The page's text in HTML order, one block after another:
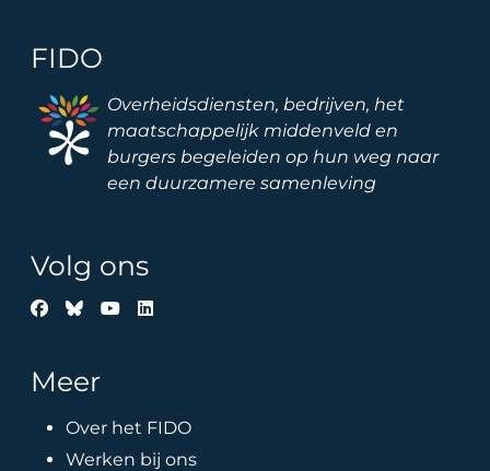
FIDO
Image
Overheidsdiensten, bedrijven, het
maatschappelijk middenveld en
burgers begeleiden op hun weg naar
een duurzamere samenleving
Volg ons
Meer
Over het FIDO
Werken bij ons